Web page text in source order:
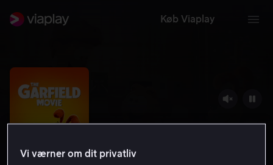
Køb Viaplay
Vi værner om dit privatliv